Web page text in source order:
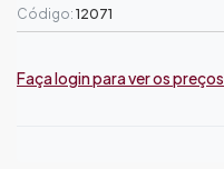
Código: 12071
Faça login para ver os preços